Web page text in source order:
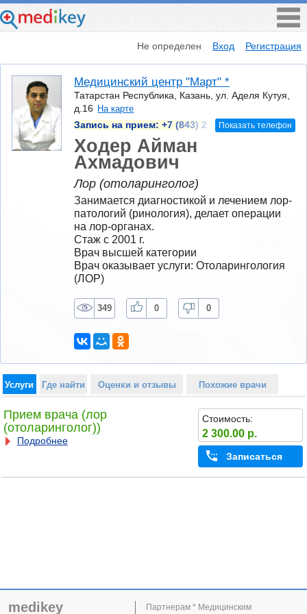
Не определен Вход Регистрация
Медицинский центр "Март" *
Татарстан Республика, Казань, ул. Аделя Кутуя,
д.16 На карте
Запись на прием: +7 (843) 2 Показать телефон
Ходер Айман
Ахмадович
Лор (отоларинголог)
Занимается диагностикой и лечением лор-
патологий (ринология), делает операции
на лор-органах.
Стаж с 2001 г.
Врач высшей категории
Врач оказывает услуги: Отоларингология
(ЛОР)
349 0 0
Услуги Где найти Оценки и отзывы Похожие врачи
Прием врача (лор
(отоларинголог))
Подробнее
Стоимость:
2 300.00 р.
Записаться
medikey
Партнерам * Медицинским